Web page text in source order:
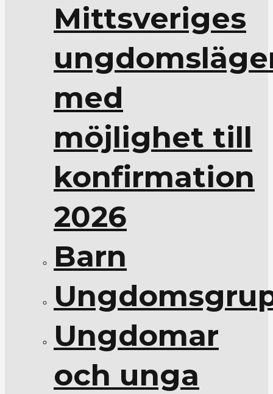
Mittsveriges
med
möjlighet till
konfirmation
2026
Barn
Ungdomar
och unga